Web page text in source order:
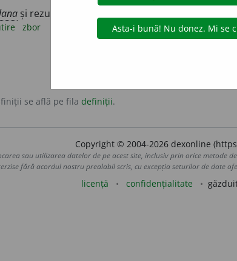
și rezultatul ei.
zbor
se află pe fila definiții.
Copyright © 2004-2026 dexonline
sau utilizarea datelor de pe acest site, inclusiv prin orice metode
fără acordul nostru prealabil scris, cu excepția seturilor de date
licență confidențialitate